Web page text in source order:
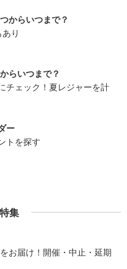
からいつまで？
り
らいつまで？
チェック！夏レジャーを計
ー
トを探す
集
お届け！開催・中止・延期